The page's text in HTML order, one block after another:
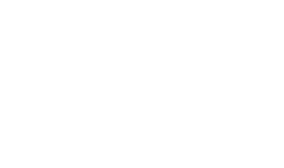
verarbeitet werden. Die Daten
Ihrer Anfrage gelöscht. Hinweis:
Zukunft per E-Mail an info@der-
zum Umgang mit